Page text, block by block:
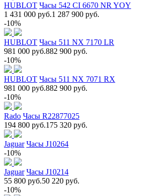
HUBLOT Часы 542 CI 6670 NR YOY
1 431 000 руб.1 287 900 руб.
-10%
HUBLOT Часы 511 NX 7170 LR
981 000 руб.882 900 руб.
-10%
HUBLOT Часы 511 NX 7071 RX
981 000 руб.882 900 руб.
-10%
Rado Часы R22877025
194 800 руб.175 320 руб.
Jaguar Часы J10264
-10%
Jaguar Часы J10214
55 800 руб.50 220 руб.
-10%